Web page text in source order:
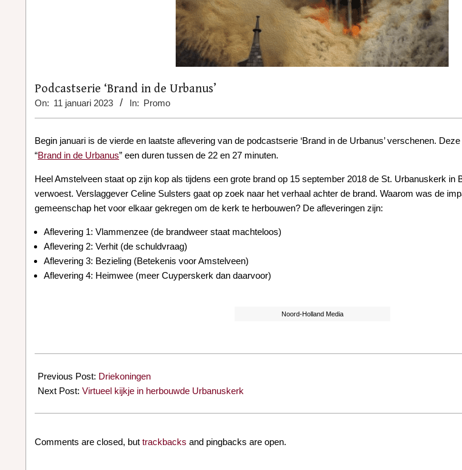
Podcastserie ‘Brand in de Urbanus’
On: 11 januari 2023 In: Promo
Begin januari is de vierde en laatste aflevering van de podcastserie ‘Brand in de Urbanus’ verschenen.
“Brand in de Urbanus” een duren tussen de 22 en 27 minuten.
Heel Amstelveen staat op zijn kop als tijdens een grote brand op 15 september 2018 de St. Urbanuskerk in
verwoest. Verslaggever Celine Sulsters gaat op zoek naar het verhaal achter de brand. Waarom was de
gemeenschap het voor elkaar gekregen om de kerk te herbouwen? De afleveringen zijn:
Aflevering 1: Vlammenzee (de brandweer staat machteloos)
Aflevering 2: Verhit (de schuldvraag)
Aflevering 3: Bezieling (Betekenis voor Amstelveen)
Aflevering 4: Heimwee (meer Cuyperskerk dan daarvoor)
Noord-Holland Media
01-
11
Previous Post: Driekoningen
Next Post: Virtueel kijkje in herbouwde Urbanuskerk
Comments are closed, but trackbacks and pingbacks are open.